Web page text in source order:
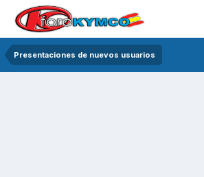
Presentaciones de nuevos usuarios